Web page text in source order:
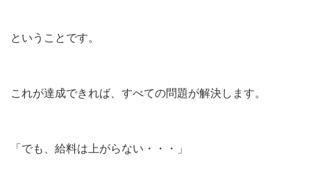
ということです。
これが達成できれば、すべての問題が解決します。
「でも、給料は上がらない・・・」